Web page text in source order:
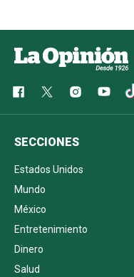
SECCIONES
Estados Unidos
Mundo
México
Entretenimiento
Dinero
Salud